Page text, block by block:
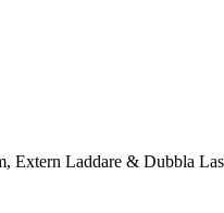
Extern Laddare & Dubbla